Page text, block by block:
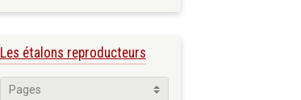
Les étalons reproducteurs